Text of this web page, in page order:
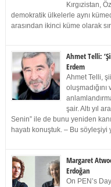
Kırgızistan,
demokratik ülkelerle aynı
arasından ikinci küme olarak
Ahmet Telli:
Erdem
Ahmet Telli,
şair. Altı yıl
Senin” ile de bunu yeniden
hayatı konuştuk. – Bu
Margaret
Erdoğan
On PEN’s